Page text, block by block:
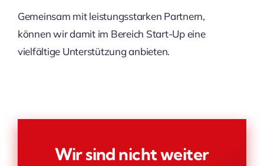
Gemeinsam mit leistungsstarken Partnern,
können wir damit im Bereich Start-Up eine
vielfältige Unterstützung anbieten.
Wir sind nicht weiter